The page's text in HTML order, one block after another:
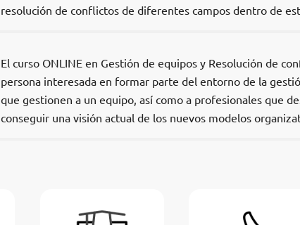
resolución de conflictos de diferentes campos dentro de
El curso ONLINE en Gestión de equipos y Resolución de
persona interesada en formar parte del entorno de la
que gestionen a un equipo, así como a profesionales que
conseguir una visión actual de los nuevos modelos